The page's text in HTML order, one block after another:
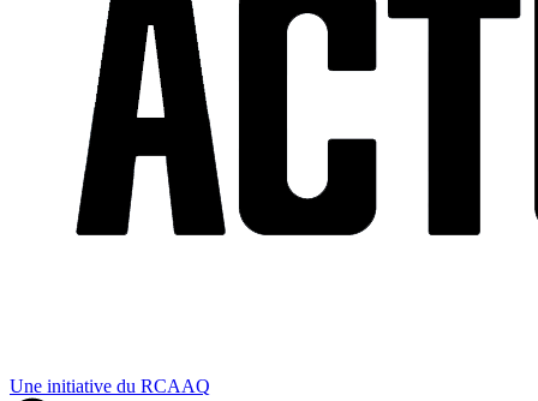
Une initiative du RCAAQ